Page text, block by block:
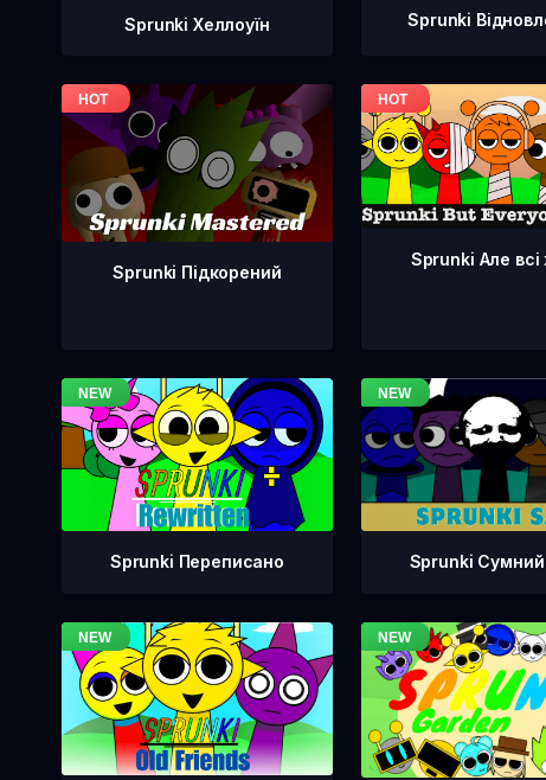
Sprunki Хеллоуїн Sprunki
Sprunki Підкорений
Sprunki Але всі
Sprunki Переписано Sprunki